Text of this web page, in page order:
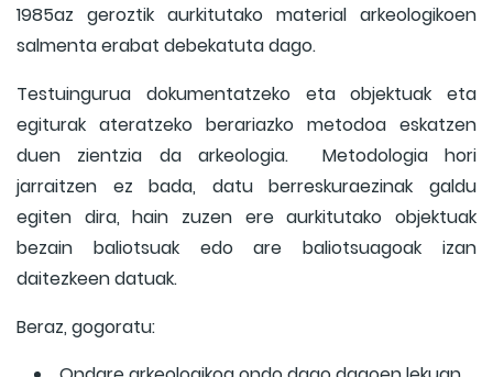
1985az geroztik aurkitutako material arkeologikoen
salmenta erabat debekatuta dago.
Testuingurua dokumentatzeko eta objektuak eta
egiturak ateratzeko berariazko metodoa eskatzen
duen zientzia da arkeologia. Metodologia hori
jarraitzen ez bada, datu berreskuraezinak galdu
egiten dira, hain zuzen ere aurkitutako objektuak
bezain baliotsuak edo are baliotsuagoak izan
daitezkeen datuak.
Beraz, gogoratu: